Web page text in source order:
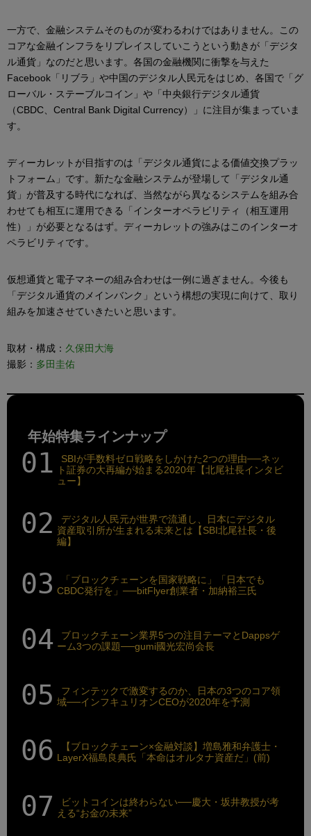
一方で、金融システムそのものが変わるわけではありません。この
コアな金融インフラをリプレイスしていこうという動きが「デジタ
ル通貨」なのだと思います。各国の金融機関に衝撃を与えた
Facebook「リブラ」や中国のデジタル人民元をはじめ、各国で「グ
ローバル・ステーブルコイン」や「中央銀行デジタル通貨
（CBDC、Central Bank Digital Currency）」に注目が集まっていま
す。
ディーカレットが目指すのは「デジタル通貨による価値交換プラッ
トフォーム」です。新たな金融システムが登場して「デジタル通
貨」が普及する時代になれば、当然ながら異なるシステムを組み合
わせても相互に運用できる「インターオペラビリティ（相互運用
性）」が必要となるはず。ディーカレットの強みはこのインターオ
ペラビリティです。
仮想通貨と電子マネーの組み合わせは一例に過ぎません。今後も
「デジタル通貨のメインバンク」という構想の実現に向けて、取り
組みを加速させていきたいと思います。
取材・構成： 久保田大海
撮影： 多田圭佑
年始特集ラインナップ
SBIが手数料ゼロ戦略をしかけた2つの理由──ネッ
ト証券の大再編が始まる2020年【北尾社長インタビ
ュー】
デジタル人民元が世界で流通し、日本にデジタル
資産取引所が生まれる未来とは【SBI北尾社長・後
編】
「ブロックチェーンを国家戦略に」「日本でも
CBDC発行を」──bitFlyer創業者・加納裕三氏
ブロックチェーン業界5つの注目テーマとDappsゲ
ーム3つの課題──gumi國光宏尚会長
フィンテックで激変するのか、日本の3つのコア領
域──インフキュリオンCEOが2020年を予測
【ブロックチェーン×金融対談】増島雅和弁護士・
LayerX福島良典氏「本命はオルタナ資産だ」(前)
ビットコインは終わらない──慶大・坂井教授が考
える“お金の未来”